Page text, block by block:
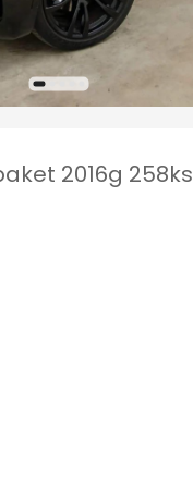
2016g 258ks